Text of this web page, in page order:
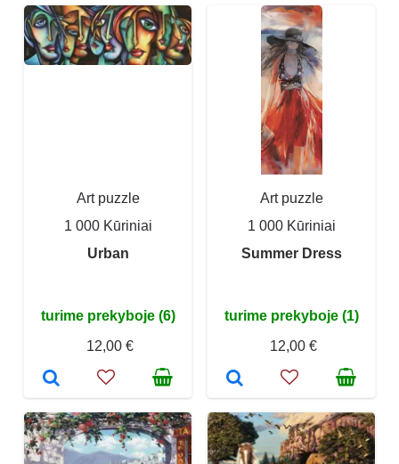
Art puzzle
1 000 Kūriniai
Urban
turime prekyboje (6)
12,00 €
Art puzzle
1 000 Kūriniai
Summer Dress
turime prekyboje (1)
12,00 €